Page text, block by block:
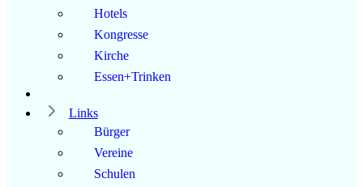
Hotels
Kongresse
Kirche
Essen+Trinken
Links
Bürger
Vereine
Schulen